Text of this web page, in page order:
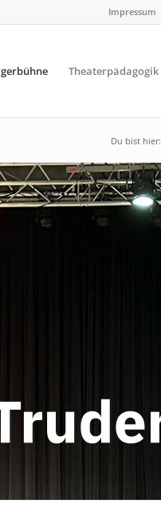
Impressum
Theaterpädagogik
Du bist hier: